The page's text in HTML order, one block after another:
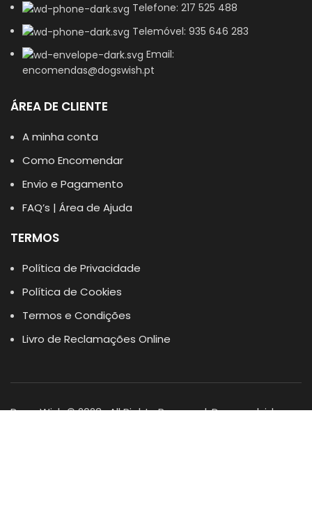
Telefone: 217 525 488
Telemóvel: 935 646 283
Email:
encomendas@dogswish.pt
ÁREA DE CLIENTE
A minha conta
Como Encomendar
Envio e Pagamento
FAQ’s | Área de Ajuda
TERMOS
Política de Privacidade
Política de Cookies
Termos e Condições
Livro de Reclamações Online
Dogs Wish © 2023 . All Rights Reserved. Desenvolvido por